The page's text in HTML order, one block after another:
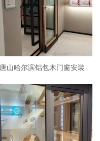
唐山哈尔滨铝包木门窗安装